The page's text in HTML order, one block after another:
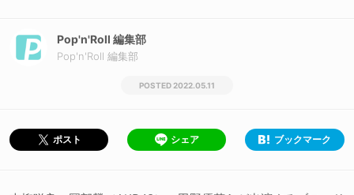
Pop'n'Roll 編集部
Pop'n'Roll 編集部
2022.05.11
ポスト シェア ブックマーク